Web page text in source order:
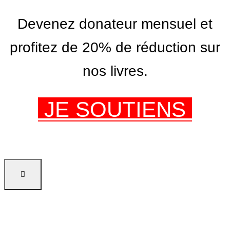
Devenez donateur mensuel et
profitez de 20% de réduction sur
nos livres.
JE SOUTIENS